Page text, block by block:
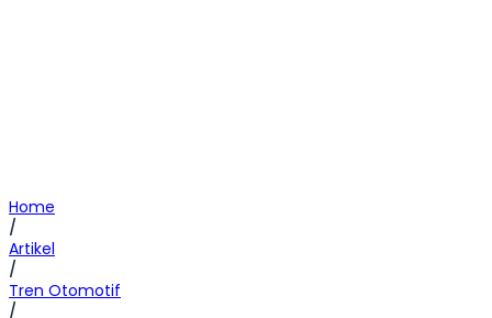
Home
/
Artikel
/
Tren Otomotif
/